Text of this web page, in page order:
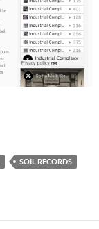
SOIL RECORDS